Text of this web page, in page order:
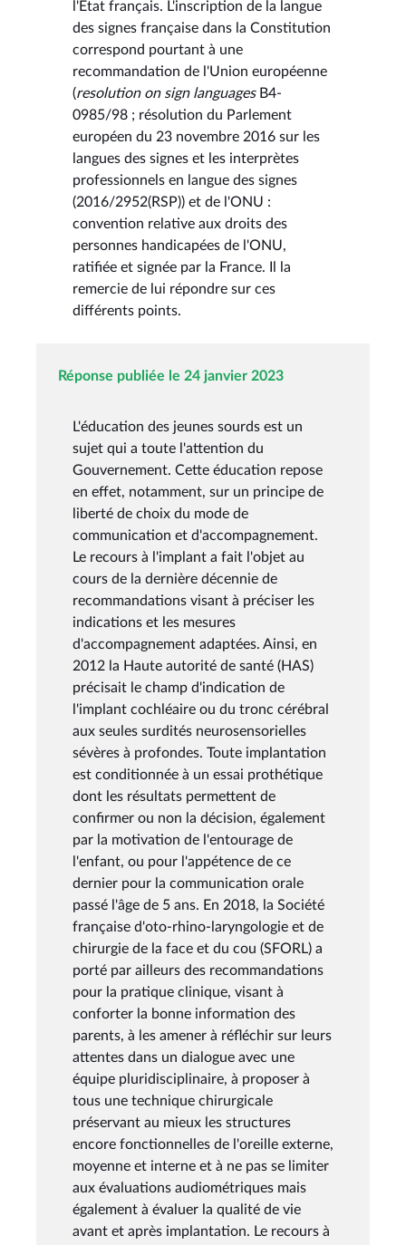
l'État français. L'inscription de la langue
des signes française dans la Constitution
correspond pourtant à une
recommandation de l'Union européenne
(resolution on sign languagesB4-
0985/98 ; résolution du Parlement
européen du 23 novembre 2016 sur les
langues des signes et les interprètes
professionnels en langue des signes
(2016/2952(RSP)) et de l'ONU :
convention relative aux droits des
personnes handicapées de l'ONU,
ratifiée et signée par la France. Il la
remercie de lui répondre sur ces
différents points.
Réponse publiée le 24 janvier 2023
L'éducation des jeunes sourds est un
sujet qui a toute l'attention du
Gouvernement. Cette éducation repose
en effet, notamment, sur un principe de
liberté de choix du mode de
communication et d'accompagnement.
Le recours à l'implant a fait l'objet au
cours de la dernière décennie de
recommandations visant à préciser les
indications et les mesures
d'accompagnement adaptées. Ainsi, en
2012 la Haute autorité de santé (HAS)
précisait le champ d'indication de
l'implant cochléaire ou du tronc cérébral
aux seules surdités neurosensorielles
sévères à profondes. Toute implantation
est conditionnée à un essai prothétique
dont les résultats permettent de
confirmer ou non la décision, également
par la motivation de l'entourage de
l'enfant, ou pour l'appétence de ce
dernier pour la communication orale
passé l'âge de 5 ans. En 2018, la Société
française d'oto-rhino-laryngologie et de
chirurgie de la face et du cou (SFORL) a
porté par ailleurs des recommandations
pour la pratique clinique, visant à
conforter la bonne information des
parents, à les amener à réfléchir sur leurs
attentes dans un dialogue avec une
équipe pluridisciplinaire, à proposer à
tous une technique chirurgicale
préservant au mieux les structures
encore fonctionnelles de l'oreille externe,
moyenne et interne et à ne pas se limiter
aux évaluations audiométriques mais
également à évaluer la qualité de vie
avant et après implantation. Le recours à